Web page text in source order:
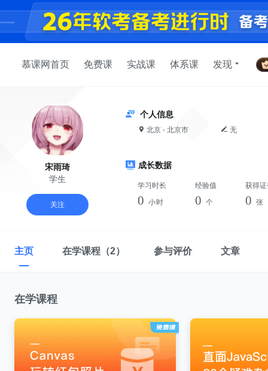
慕课网首页 免费课 实战课 体系课 发现
宋雨琦
学生
关注
个人信息
北京 - 北京市 无
成长数据
学习时长
0 小时
经验值
0 个
获得
0 张
主页 在学课程 （2） 参与评价 文章
在学课程